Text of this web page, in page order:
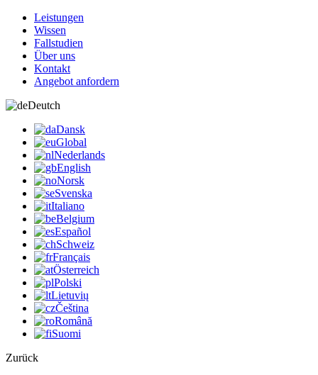
Leistungen
Wissen
Fallstudien
Über uns
Kontakt
Angebot anfordern
Deutch
Dansk
Global
Nederlands
English
Norsk
Svenska
Italiano
Belgium
Español
Schweiz
Français
Österreich
Polski
Lietuvių
Čeština
Română
Suomi
Zurück